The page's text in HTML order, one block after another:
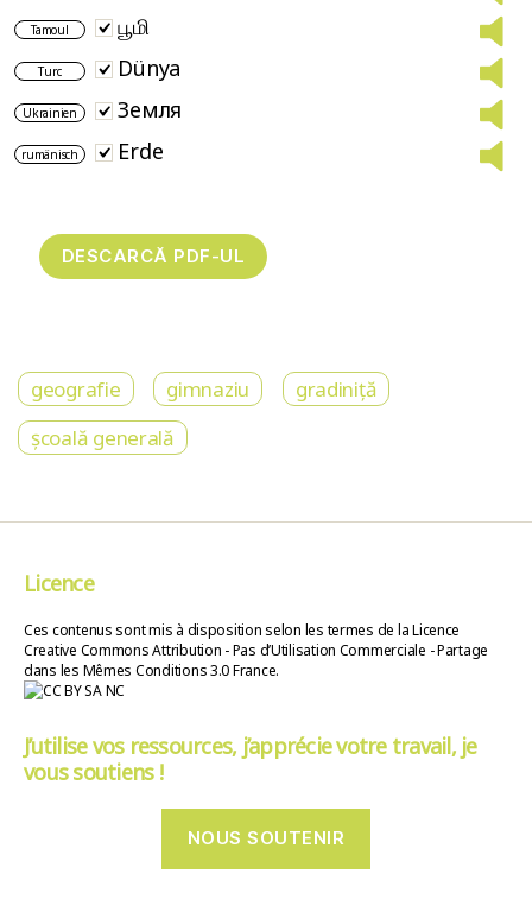
Tamoul பூமி
Turc Dünya
Ukrainien Земля
rumänisch Erde
geografie gimnaziu
gradiniță
școală generală
Licence
Ces contenus sont mis à disposition selon les termes de la Licence
Creative Commons Attribution - Pas d’Utilisation Commerciale - Partage
dans les Mêmes Conditions 3.0 France.
J’utilise vos ressources, j’apprécie votre travail, je
vous soutiens !
NOUS SOUTENIR